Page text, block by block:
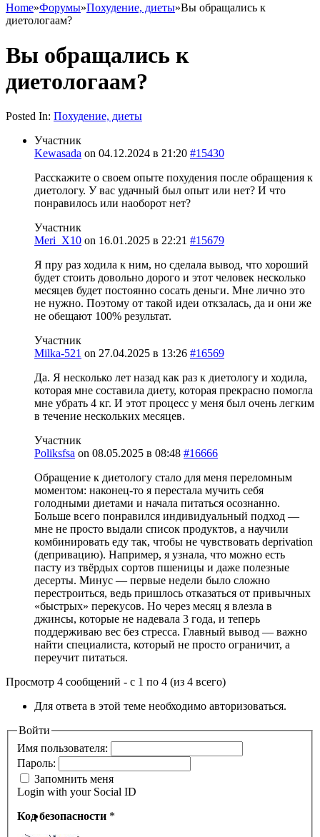
Home»Форумы»Похудение, диеты»Вы обращались к
диетологаам?
Вы обращались к
диетологаам?
Posted In: Похудение, диеты
Участник
Kewasada on 04.12.2024 в 21:20 #15430
Расскажите о своем опыте похудения после обращения к
диетологу. У вас удачный был опыт или нет? И что
понравилось или наоборот нет?
Участник
Meri_X10 on 16.01.2025 в 22:21 #15679
Я пру раз ходила к ним, но сделала вывод, что хороший
будет стоить довольно дорого и этот человек несколько
месяцев будет постоянно сосать деньги. Мне лично это
не нужно. Поэтому от такой идеи откзалась, да и они же
не обещают 100% результат.
Участник
Milka-521 on 27.04.2025 в 13:26 #16569
Да. Я несколько лет назад как раз к диетологу и ходила,
которая мне составила диету, которая прекрасно помогла
мне убрать 4 кг. И этот процесс у меня был очень легким
в течение нескольких месяцев.
Участник
Poliksfsa on 08.05.2025 в 08:48 #16666
Обращение к диетологу стало для меня переломным
моментом: наконец-то я перестала мучить себя
голодными диетами и начала питаться осознанно.
Больше всего понравился индивидуальный подход —
мне не просто выдали список продуктов, а научили
комбинировать еду так, чтобы не чувствовать deprivation
(депривацию). Например, я узнала, что можно есть
пасту из твёрдых сортов пшеницы и даже полезные
десерты. Минус — первые недели было сложно
перестроиться, ведь пришлось отказаться от привычных
«быстрых» перекусов. Но через месяц я влезла в
джинсы, которые не надевала 3 года, и теперь
поддерживаю вес без стресса. Главный вывод — важно
найти специалиста, который не просто ограничит, а
переучит питаться.
Просмотр 4 сообщений - с 1 по 4 (из 4 всего)
Для ответа в этой теме необходимо авторизоваться.
Войти
Имя пользователя:
Пароль:
Запомнить меня
Login with your Social ID
Код безопасности *